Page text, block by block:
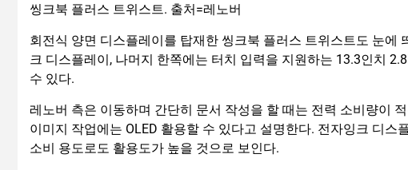
씽크북 플러스 트위스트. 출처=레노버
회전식 양면 디스플레이를 탑재한 씽크북 플러스 트위스트도 눈에
크 디스플레이, 나머지 한쪽에는 터치 입력을 지원하는 13.3인치
수 있다.
레노버 측은 이동하며 간단히 문서 작성을 할 때는 전력 소비량이
이미지 작업에는 OLED 활용할 수 있다고 설명한다. 전자잉크 디스
소비 용도로도 활용도가 높을 것으로 보인다.